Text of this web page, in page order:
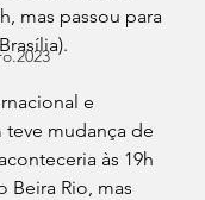
mas passou para
e
teve mudança de
às 19h
Beira Rio, mas